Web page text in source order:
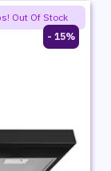
15% -
Out Of Stock